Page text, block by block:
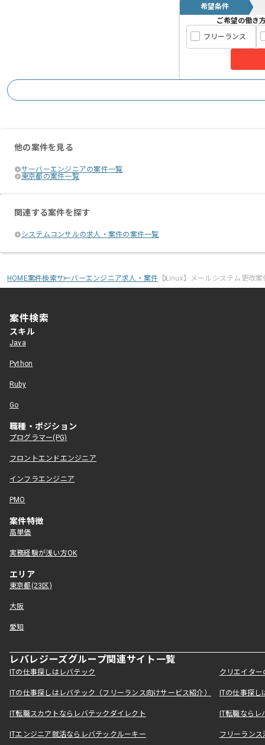
某企業メールシステムの設計、構築に
Linux構築の基本スキルがある方にマッ
希望条件
ご希望の働き
フリーランス
他の案件を見る
サーバーエンジニアの案件一覧
東京都の案件一覧
関連する案件を探す
システムコンサルの求人・案件の案件一覧
HOME案件検索サーバーエンジニア求人・案件 【Linux】メールシステム更改案
案件検索
スキル
Java
Python
Ruby
Go
職種・ポジション
プログラマー(PG)
フロントエンドエンジニア
インフラエンジニア
PMO
案件特徴
高単価
実務経験が浅い方OK
エリア
東京都(23区)
大阪
愛知
レバレジーズグループ関連サイト一覧
ITの仕事探しはレバテック クリエイタ
ITの仕事探しはレバテック（フリーランス向けサービス紹介） ITの仕事探
IT転職スカウトならレバテックダイレクト IT転職なら
ITエンジニア就活ならレバテックルーキー フリーラン